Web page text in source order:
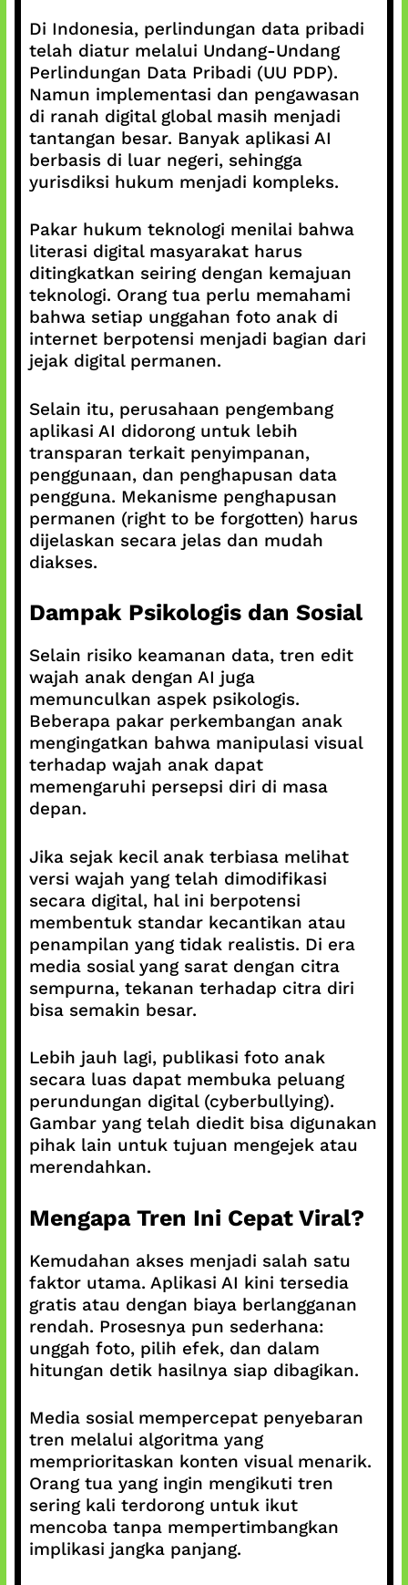
Di Indonesia, perlindungan data pribadi
telah diatur melalui Undang-Undang
Perlindungan Data Pribadi (UU PDP).
Namun implementasi dan pengawasan
di ranah digital global masih menjadi
tantangan besar. Banyak aplikasi AI
berbasis di luar negeri, sehingga
yurisdiksi hukum menjadi kompleks.
Pakar hukum teknologi menilai bahwa
literasi digital masyarakat harus
ditingkatkan seiring dengan kemajuan
teknologi. Orang tua perlu memahami
bahwa setiap unggahan foto anak di
internet berpotensi menjadi bagian dari
jejak digital permanen.
Selain itu, perusahaan pengembang
aplikasi AI didorong untuk lebih
transparan terkait penyimpanan,
penggunaan, dan penghapusan data
pengguna. Mekanisme penghapusan
permanen (right to be forgotten) harus
dijelaskan secara jelas dan mudah
diakses.
Dampak Psikologis dan Sosial
Selain risiko keamanan data, tren edit
wajah anak dengan AI juga
memunculkan aspek psikologis.
Beberapa pakar perkembangan anak
mengingatkan bahwa manipulasi visual
terhadap wajah anak dapat
memengaruhi persepsi diri di masa
depan.
Jika sejak kecil anak terbiasa melihat
versi wajah yang telah dimodifikasi
secara digital, hal ini berpotensi
membentuk standar kecantikan atau
penampilan yang tidak realistis. Di era
media sosial yang sarat dengan citra
sempurna, tekanan terhadap citra diri
bisa semakin besar.
Lebih jauh lagi, publikasi foto anak
secara luas dapat membuka peluang
perundungan digital (cyberbullying).
Gambar yang telah diedit bisa digunakan
pihak lain untuk tujuan mengejek atau
merendahkan.
Mengapa Tren Ini Cepat Viral?
Kemudahan akses menjadi salah satu
faktor utama. Aplikasi AI kini tersedia
gratis atau dengan biaya berlangganan
rendah. Prosesnya pun sederhana:
unggah foto, pilih efek, dan dalam
hitungan detik hasilnya siap dibagikan.
Media sosial mempercepat penyebaran
tren melalui algoritma yang
memprioritaskan konten visual menarik.
Orang tua yang ingin mengikuti tren
sering kali terdorong untuk ikut
mencoba tanpa mempertimbangkan
implikasi jangka panjang.